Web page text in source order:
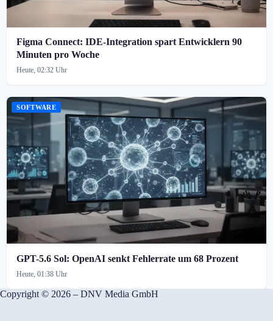
Figma Connect: IDE-Integration spart Entwicklern 90
Minuten pro Woche
Heute, 02:32 Uhr
SOFTWARE
GPT-5.6 Sol: OpenAI senkt Fehlerrate um 68 Prozent
Heute, 01:38 Uhr
Copyright © 2026 – DNV Media GmbH